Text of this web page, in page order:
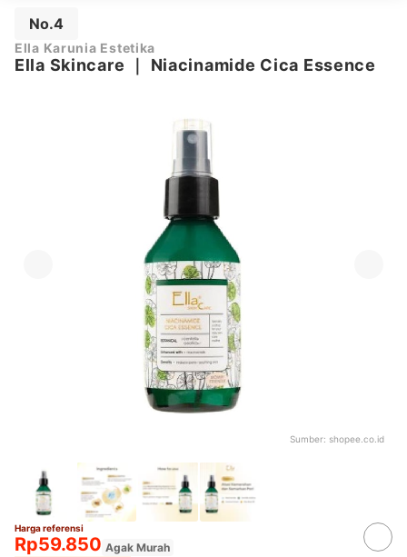
No.4
Ella Karunia Estetika
Ella Skincare Niacinamide Cica Essence
Sumber: shopee.co.id
Harga referensi
Rp59.850 Agak Murah